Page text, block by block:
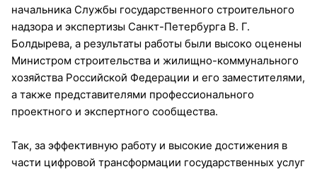
начальника Службы государственного строительного
надзора и экспертизы Санкт-Петербурга В. Г.
Болдырева, а результаты работы были высоко оценены
Министром строительства и жилищно-коммунального
хозяйства Российской Федерации и его заместителями,
а также представителями профессионального
проектного и экспертного сообщества.
Так, за эффективную работу и высокие достижения в
части цифровой трансформации государственных услуг